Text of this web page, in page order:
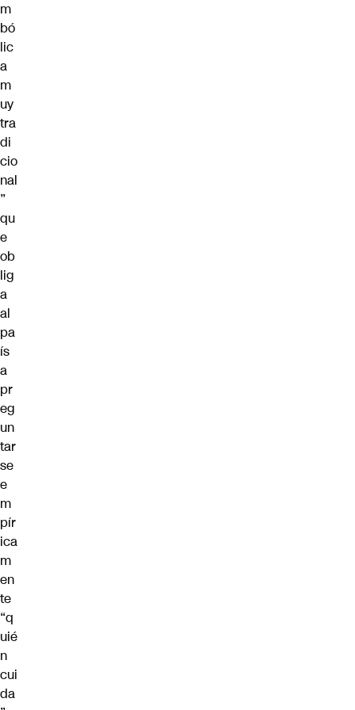
m
bó
lic
a
m
uy
tra
di
cio
nal
”
qu
e
ob
lig
a
al
pa
ís
a
pr
eg
un
tar
se
e
m
pír
ica
m
en
te
“q
uié
n
cui
da